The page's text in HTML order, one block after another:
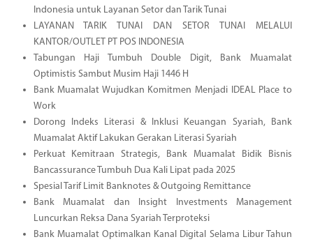
Indonesia untuk Layanan Setor dan Tarik Tunai
LAYANAN TARIK TUNAI DAN SETOR TUNAI MELALUI
KANTOR/OUTLET PT POS INDONESIA
Tabungan Haji Tumbuh Double Digit, Bank Muamalat
Optimistis Sambut Musim Haji 1446 H
Bank Muamalat Wujudkan Komitmen Menjadi IDEAL Place to
Work
Dorong Indeks Literasi & Inklusi Keuangan Syariah, Bank
Muamalat Aktif Lakukan Gerakan Literasi Syariah
Perkuat Kemitraan Strategis, Bank Muamalat Bidik Bisnis
Bancassurance Tumbuh Dua Kali Lipat pada 2025
Spesial Tarif Limit Banknotes & Outgoing Remittance
Bank Muamalat dan Insight Investments Management
Luncurkan Reksa Dana Syariah Terproteksi
Bank Muamalat Optimalkan Kanal Digital Selama Libur Tahun